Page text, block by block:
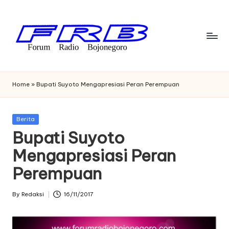
content
F
o
r
u
m
R
a
di
o
Bojonegoro
Home » Bupati Suyoto Mengapresiasi Peran Perempuan
Posted
Berita
Bupati Suyoto
Mengapresiasi Peran
Perempuan
Posted
By Redaksi 16/11/2017